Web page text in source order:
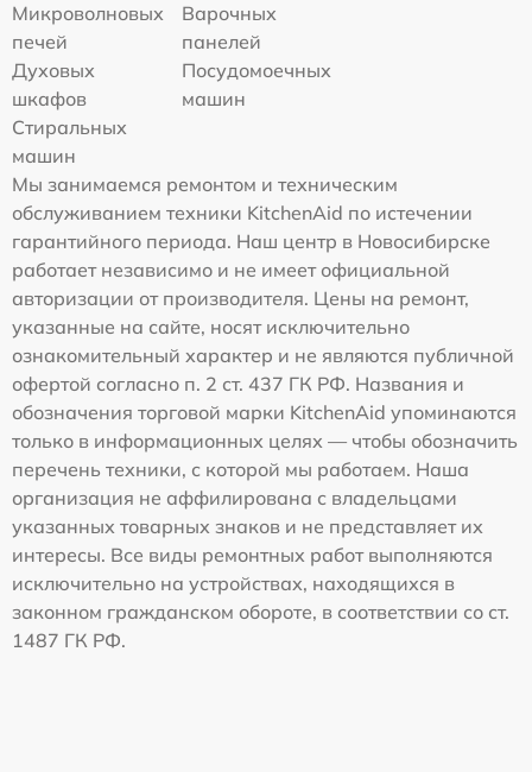
Микроволновых
печей
Варочных
панелей
Духовых
шкафов
Посудомоечных
машин
Стиральных
машин
Мы занимаемся ремонтом и техническим
обслуживанием техники KitchenAid по истечении
гарантийного периода. Наш центр в Новосибирске
работает независимо и не имеет официальной
авторизации от производителя. Цены на ремонт,
указанные на сайте, носят исключительно
ознакомительный характер и не являются публичной
офертой согласно п. 2 ст. 437 ГК РФ. Названия и
обозначения торговой марки KitchenAid упоминаются
только в информационных целях — чтобы обозначить
перечень техники, с которой мы работаем. Наша
организация не аффилирована с владельцами
указанных товарных знаков и не представляет их
интересы. Все виды ремонтных работ выполняются
исключительно на устройствах, находящихся в
законном гражданском обороте, в соответствии со ст.
1487 ГК РФ.